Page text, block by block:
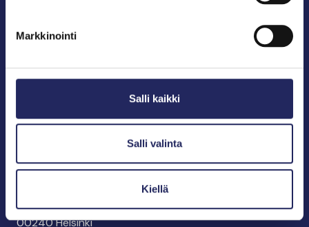
Markkinointi
Salli kaikki
Salli valinta
Kiellä
John Nurmisen Säätiö on Itämeren suojelija, meren
puolestapuhuja, merikulttuurin vaalija ja
merikirjallisuuden kustantaja.
John Nurmisen Säätiö sr.
Pasilankatu 2
00240 Helsinki